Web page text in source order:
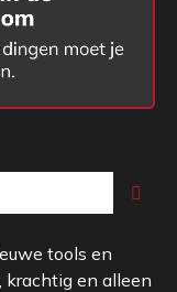
tools en
krachtig en alleen